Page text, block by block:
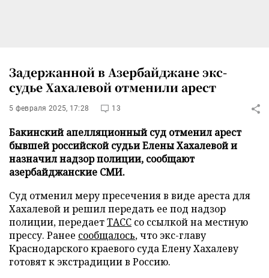
Задержанной в Азербайджане экс-
судье Хахалевой отменили арест
5 февраля 2025, 17:28 13
Бакинский апелляционный суд отменил арест
бывшей российской судьи Елены Хахалевой и
назначил надзор полиции, сообщают
азербайджанские СМИ.
Суд отменил меру пресечения в виде ареста для
Хахалевой и решил передать ее под надзор
полиции, передаетТАСС со ссылкой на местную
прессу. Ранее сообщалось, что экс-главу
Краснодарского краевого суда Елену Хахалеву
готовят к экстрадиции в Россию.